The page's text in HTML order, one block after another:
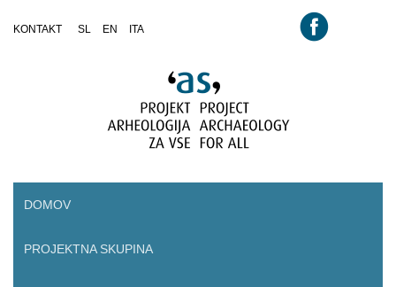
KONTAKT SL EN ITA
DOMOV
PROJEKTNA SKUPINA